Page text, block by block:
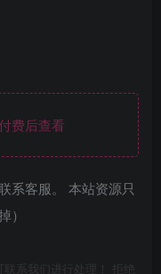
费后查看
系客服。 本站资源只
系我们进行处理！ 拒绝